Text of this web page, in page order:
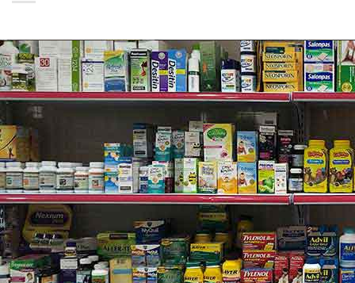
Thành phần của sữa Enfamil
Công thức Enfamil Infant có chất dinh dưỡng thiết yếu
em bé đang lớn của bạn cần bao gồm:
Vitamin A